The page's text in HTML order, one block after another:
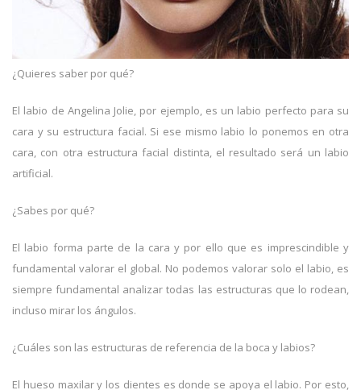
¿Quieres saber por qué?
El labio de Angelina Jolie, por ejemplo, es un labio perfecto para su
cara y su estructura facial. Si ese mismo labio lo ponemos en otra
cara, con otra estructura facial distinta, el resultado será un labio
artificial.
¿Sabes por qué?
El labio forma parte de la cara y por ello que es imprescindible y
fundamental valorar el global. No podemos valorar solo el labio, es
siempre fundamental analizar todas las estructuras que lo rodean,
incluso mirar los ángulos.
¿Cuáles son las estructuras de referencia de la boca y labios?
El hueso maxilar y los dientes es donde se apoya el labio. Por esto,